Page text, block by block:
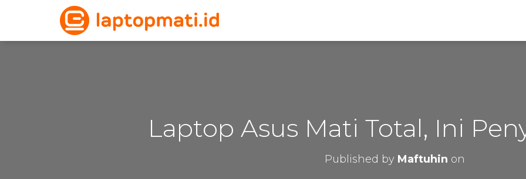
Laptop Asus Mati Total, Ini
Published by Maftuhin on